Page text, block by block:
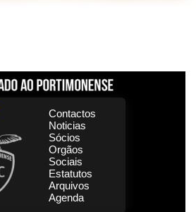
Contactos
Noticias
Sócios
Orgãos
Sociais
Estatutos
Arquivos
Agenda